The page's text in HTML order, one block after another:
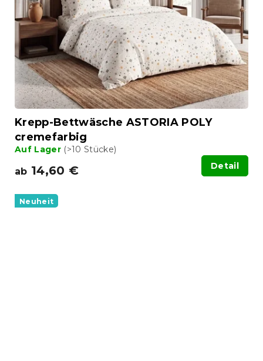
Krepp-Bettwäsche ASTORIA POLY
cremefarbig
Auf Lager (>10 Stücke)
ab 14,60 € Detail
Neuheit